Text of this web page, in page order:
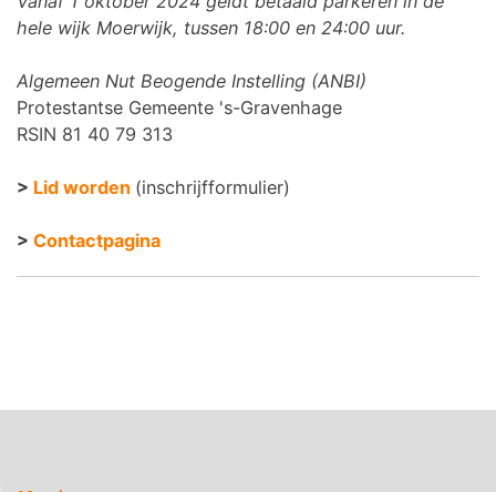
hele wijk Moerwijk, tussen 18:00 en 24:00 uur.
Algemeen Nut Beogende Instelling (ANBI)
Protestantse Gemeente 's-Gravenhage
RSIN 81 40 79 313
> Lid worden (inschrijfformulier)
> Contactpagina